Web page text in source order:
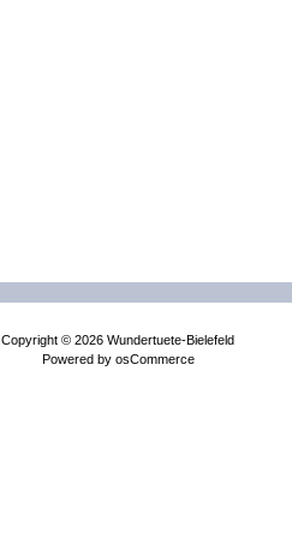
Copyright © 2026 Wundertuete-Bielefeld
Powered by osCommerce